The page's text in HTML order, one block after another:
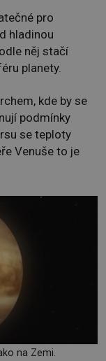
pro
hladinou
něj stačí
planety.
kde by se
podmínky
se teploty
Venuše to je
na Zemi.